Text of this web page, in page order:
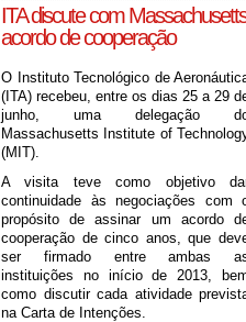
ITA discute com
acordo de cooperação
O Instituto Tecnológico de
(ITA) recebeu, entre os dias 25 a 29
junho, uma delegação
Massachusetts Institute of
(MIT).
A visita teve como objetivo
continuidade às negociações com
propósito de assinar um acordo
cooperação de cinco anos, que
ser firmado entre ambas
instituições no início de 2013,
como discutir cada atividade
na Carta de Intenções.